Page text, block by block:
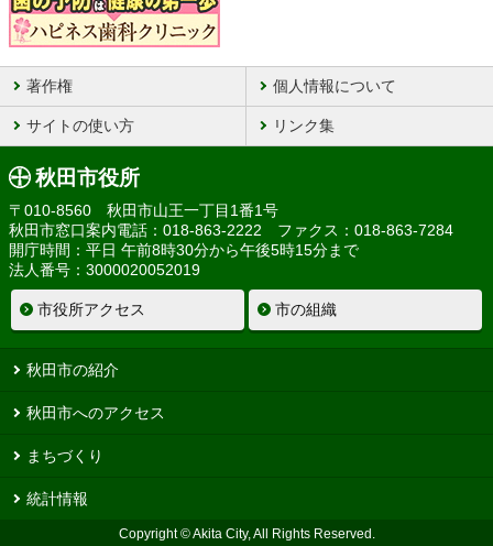
著作権 個人情報について
サイトの使い方 リンク集
秋田市役所
〒010-8560 秋田市山王一丁目1番1号
秋田市窓口案内電話：018-863-2222 ファクス：018-863-7284
開庁時間：平日 午前8時30分から午後5時15分まで
法人番号：3000020052019
市役所アクセス 市の組織
秋田市の紹介
秋田市へのアクセス
まちづくり
統計情報
Copyright © Akita City, All Rights Reserved.